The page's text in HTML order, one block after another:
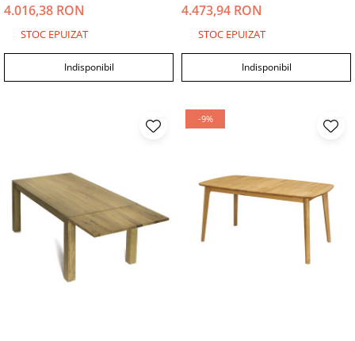
4.016,38 RON
STOC EPUIZAT
Indisponibil
4.473,94 RON
STOC EPUIZAT
Indisponibil
-9%